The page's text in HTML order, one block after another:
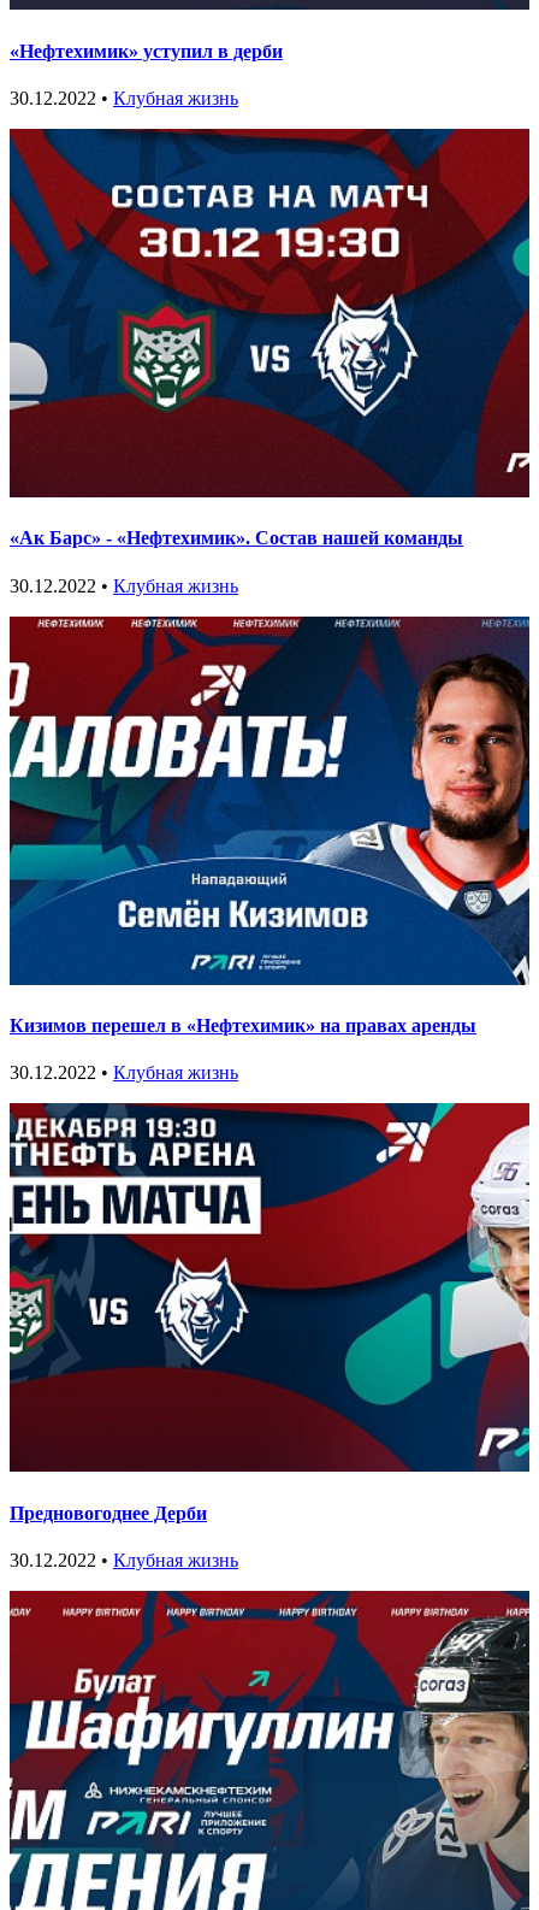
«Нефтехимик» уступил в дерби
30.12.2022 • Клубная жизнь
«Ак Барс» - «Нефтехимик». Состав нашей команды
30.12.2022 • Клубная жизнь
Кизимов перешел в «Нефтехимик» на правах аренды
30.12.2022 • Клубная жизнь
Предновогоднее Дерби
30.12.2022 • Клубная жизнь